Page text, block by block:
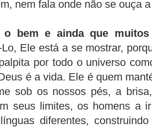
nem fala onde não se ouça a
o bem e ainda que muitos
Lo, Ele está a se mostrar,
por todo o universo
é a vida. Ele é quem
sob os nossos pés, a
seus limites, os homens a
diferentes,